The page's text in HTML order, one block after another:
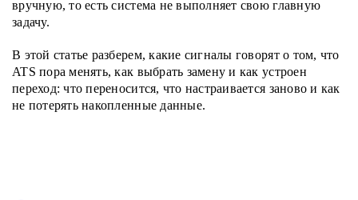
вручную, то есть система не выполняет свою главную
задачу.
В этой статье разберем, какие сигналы говорят о том, что
ATS пора менять, как выбрать замену и как устроен
переход: что переносится, что настраивается заново и как
не потерять накопленные данные.